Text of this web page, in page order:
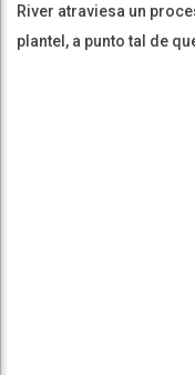
River atraviesa un
plantel, a punto tal de